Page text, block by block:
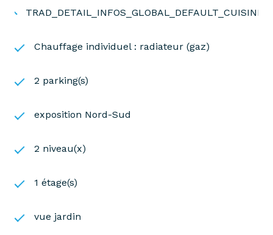
Chauffage individuel : radiateur (gaz)
2 parking(s)
exposition Nord-Sud
2 niveau(x)
1 étage(s)
vue jardin